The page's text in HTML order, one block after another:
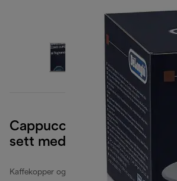
Cappuccinokopper i
sett med 2
Kaffekopper og -glass